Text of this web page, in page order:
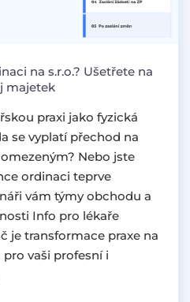
na s.r.o.? Ušetřete na
majetek
praxi jako fyzická
se vyplatí přechod na
Nebo jste
ordinaci teprve
vám týmy obchodu a
Info pro lékaře
je transformace praxe na
vaši profesní i